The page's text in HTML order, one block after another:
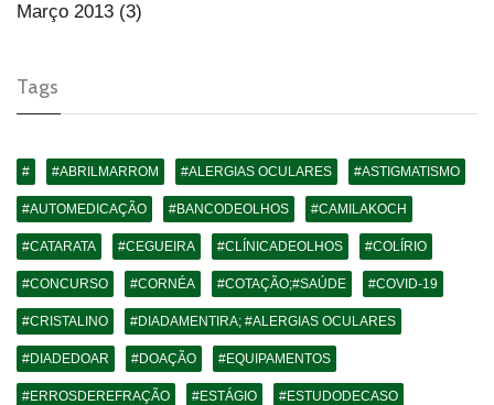
Março 2013 (3)
Tags
# #ABRILMARROM #ALERGIAS OCULARES #ASTIGMATISMO
#AUTOMEDICAÇÃO #BANCODEOLHOS #CAMILAKOCH
#CATARATA #CEGUEIRA #CLÍNICADEOLHOS #COLÍRIO
#CONCURSO #CORNÉA #COTAÇÃO;#SAÚDE #COVID-19
#CRISTALINO #DIADAMENTIRA; #ALERGIAS OCULARES
#DIADEDOAR #DOAÇÃO #EQUIPAMENTOS
#ERROSDEREFRAÇÃO #ESTÁGIO #ESTUDODECASO